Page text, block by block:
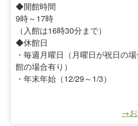
◆開館時間
9時～17時
（入館は16時30分まで）
◆休館日
・毎週月曜日（月曜日が祝日の
館の場合有り）
・年末年始（12/29～1/3）
→お